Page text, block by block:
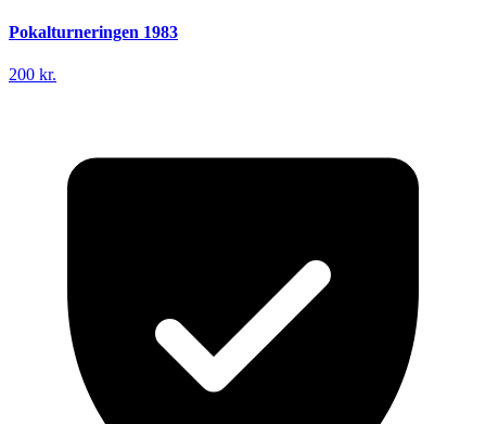
Pokalturneringen 1983
200 kr.